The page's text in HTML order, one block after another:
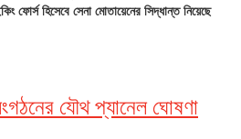
ফোর্স হিসেবে সেনা মোতায়েনের সিদ্ধান্ত নিয়েছে
যৌথ প্যানেল ঘোষণা